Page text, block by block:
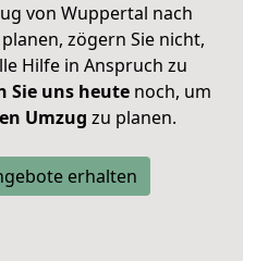
von Wuppertal nach
zögern Sie nicht,
Hilfe in Anspruch zu
Sie uns heutenoch, um
Umzug zu planen.
erhalten